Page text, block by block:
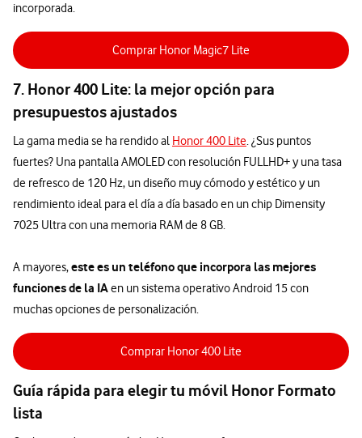
incorporada.
Comprar Honor Magic7 Lite
7. Honor 400 Lite: la mejor opción para
presupuestos ajustados
La gama media se ha rendido al Honor 400 Lite. ¿Sus puntos
fuertes? Una pantalla AMOLED con resolución FULLHD+ y una tasa
de refresco de 120 Hz, un diseño muy cómodo y estético y un
rendimiento ideal para el día a día basado en un chip Dimensity
7025 Ultra con una memoria RAM de 8 GB.
A mayores,este es un teléfono que incorpora las mejores
funciones de la IAen un sistema operativo Android 15 con
muchas opciones de personalización.
Comprar Honor 400 Lite
Guía rápida para elegir tu móvil Honor Formato
lista